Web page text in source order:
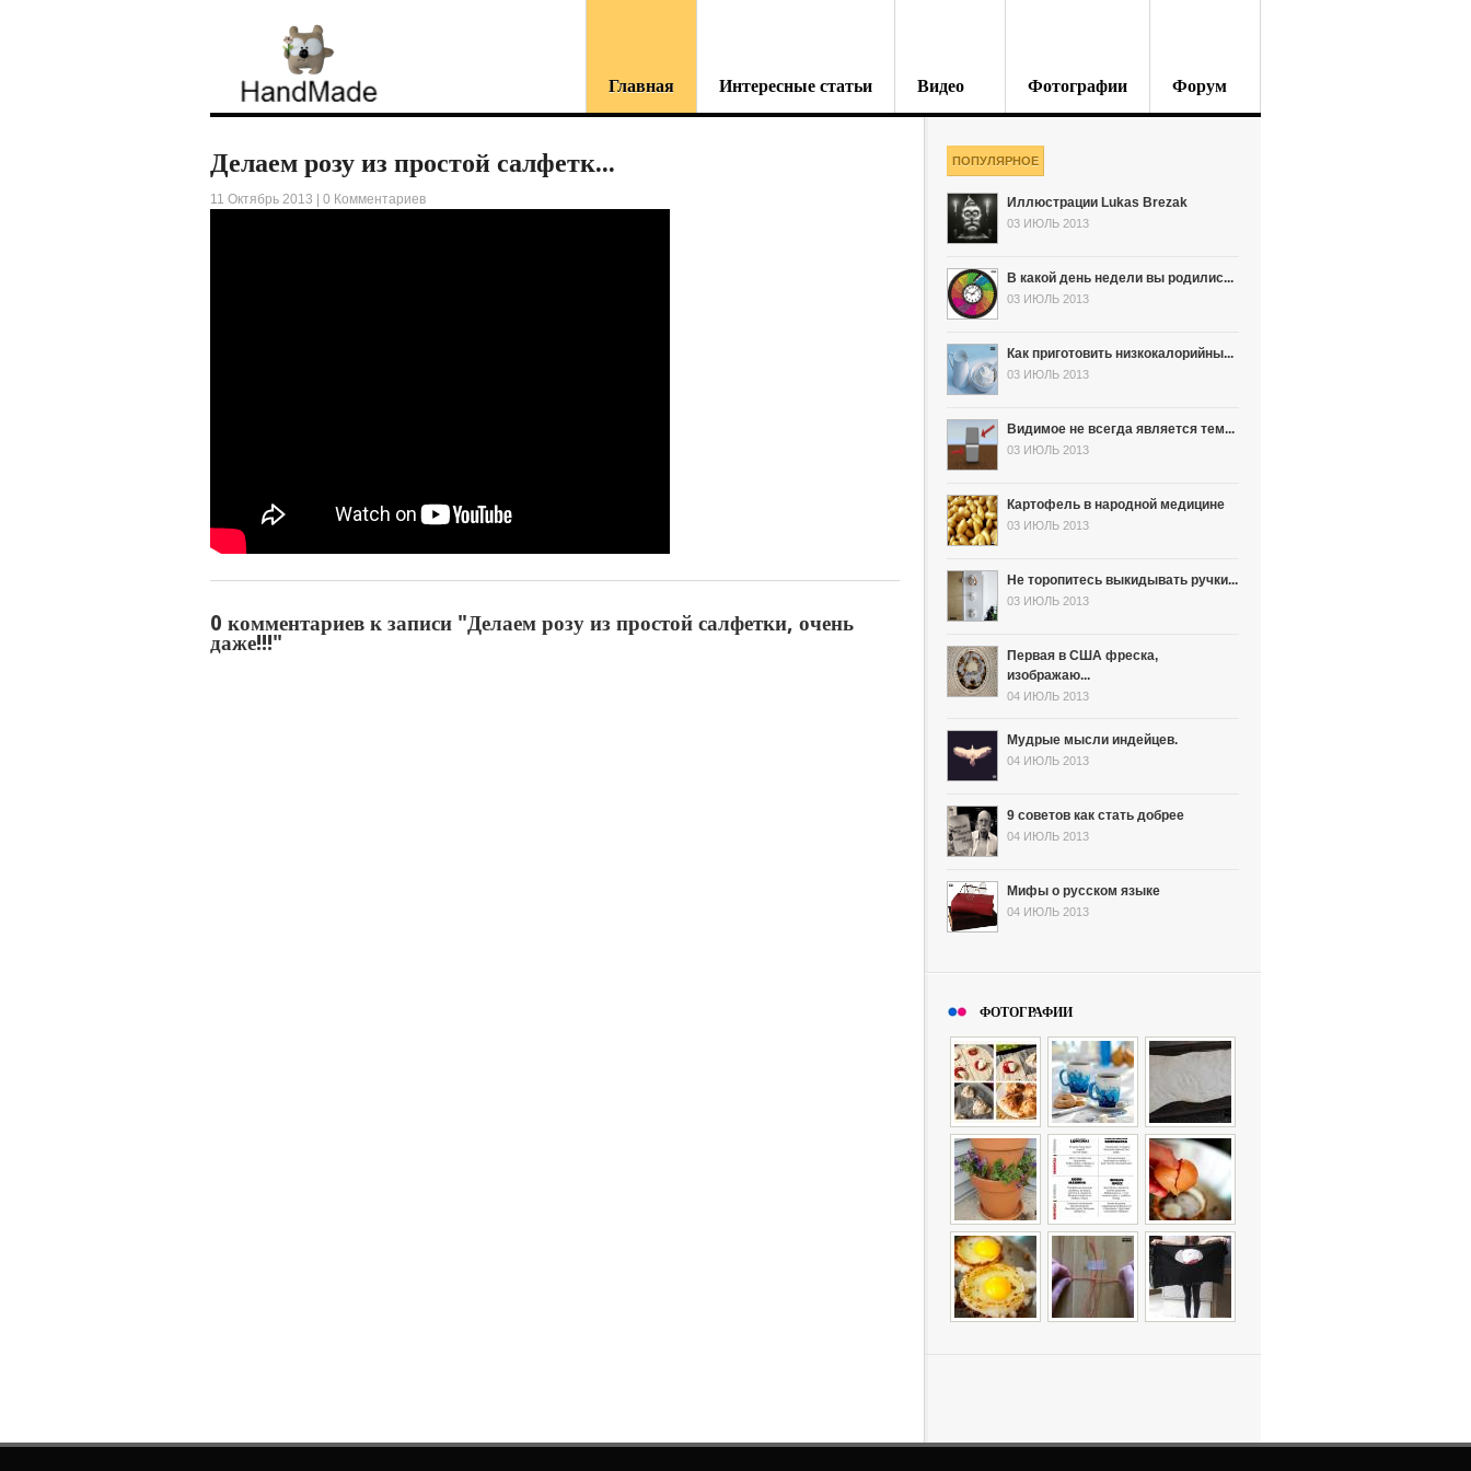
Главная Интересные статьи Видео Фотографии Форум
Делаем розу из простой салфетк...
11 Октябрь 2013 | 0 Комментариев
0 комментариев к записи "Делаем розу из простой салфетки, очень
даже!!!"
ПОПУЛЯРНОЕ
Иллюстрации Lukas Brezak
03 ИЮЛЬ 2013
В какой день недели вы родилис...
03 ИЮЛЬ 2013
Как приготовить низкокалорийны...
03 ИЮЛЬ 2013
Видимое не всегда является тем...
03 ИЮЛЬ 2013
Картофель в народной медицине
03 ИЮЛЬ 2013
Не торопитесь выкидывать ручки...
03 ИЮЛЬ 2013
Первая в США фреска,
изображаю...
04 ИЮЛЬ 2013
Мудрые мысли индейцев.
04 ИЮЛЬ 2013
9 советов как стать добрее
04 ИЮЛЬ 2013
Мифы о русском языке
04 ИЮЛЬ 2013
ФОТОГРАФИИ